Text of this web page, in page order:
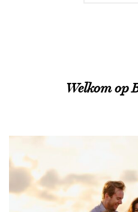
Welkom op